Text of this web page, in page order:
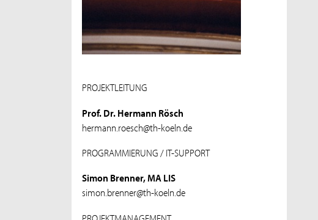
PROJEKTLEITUNG
Prof. Dr. Hermann Rösch
hermann.roesch@th-koeln.de
PROGRAMMIERUNG / IT-SUPPORT
Simon Brenner, MA LIS
simon.brenner@th-koeln.de
PROJEKTMANAGEMENT